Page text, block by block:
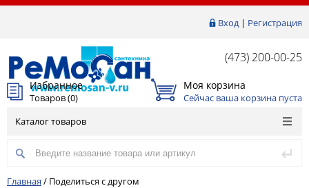
Вход| Регистрация
(473) 200-00-25
Избранное
Товаров (0)
Моя корзина
Сейчас ваша корзина пуста
Каталог товаров
Главная / Поделиться с другом